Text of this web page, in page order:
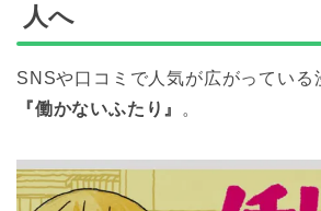
人へ
SNSや口コミで人気が広がっている
『働かないふたり』 。